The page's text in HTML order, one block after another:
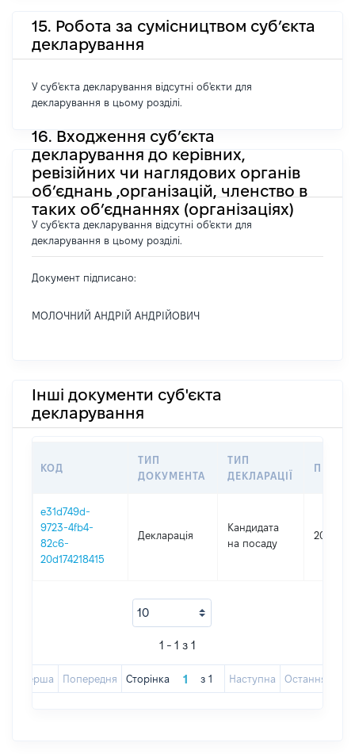
15. Робота за сумісництвом суб’єкта
декларування
У суб'єкта декларування відсутні об'єкти для
декларування в цьому розділі.
16. Входження суб’єкта
декларування до керівних,
ревізійних чи наглядових органів
об’єднань ,організацій, членство в
таких об’єднаннях (організаціях)
У суб'єкта декларування відсутні об'єкти для
декларування в цьому розділі.
Документ підписано:
МОЛОЧНИЙ АНДРІЙ АНДРІЙОВИЧ
Інші документи суб'єкта
декларування
КОД
ТИП
ДОКУМЕНТА
ТИП
ДЕКЛАРАЦІЇ
e31d749d-
9723-4fb4-
82c6-
20d174218415
Декларація
Кандидата
на посаду
2023
1 - 1 з 1
Перша Попередня Сторінка з 1 Наступна Остання